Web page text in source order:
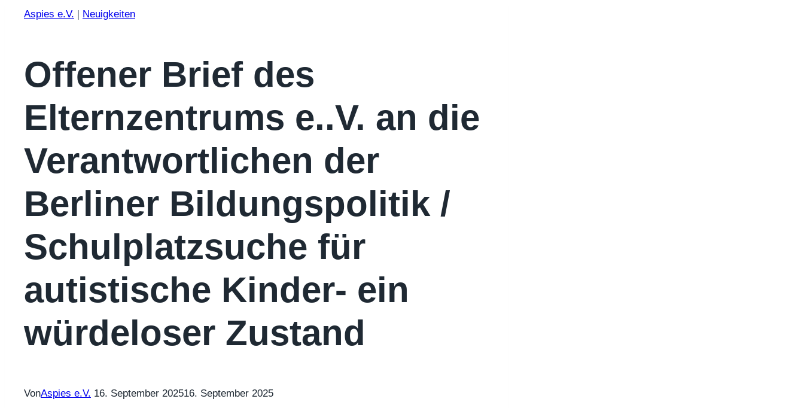
Aspies e.V. | Neuigkeiten
Offener Brief des
Elternzentrums e..V. an die
Verantwortlichen der
Berliner Bildungspolitik /
Schulplatzsuche für
autistische Kinder- ein
würdeloser Zustand
VonAspies e.V. 16. September 202516. September 2025